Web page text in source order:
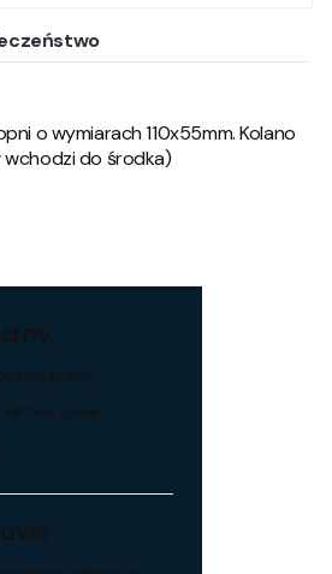
o wymiarach 110x55mm. Kolano
wchodzi do środka)
pracy
667 Warszawa